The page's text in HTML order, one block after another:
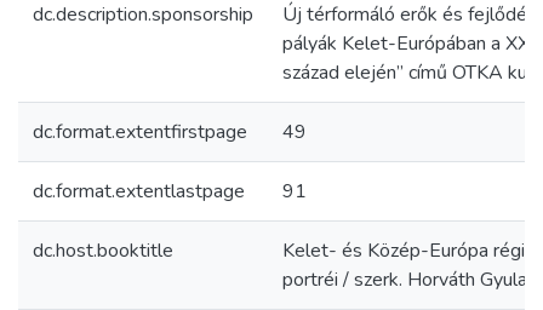
dc.description.sponsorship
Új térformáló erők és fejlődési
pályák Kelet-Európában a XXI.
század elején” című OTKA
dc.format.extentfirstpage 49
dc.format.extentlastpage 91
dc.host.booktitle
Kelet- és Közép-Európa
portréi / szerk. Horváth Gyula